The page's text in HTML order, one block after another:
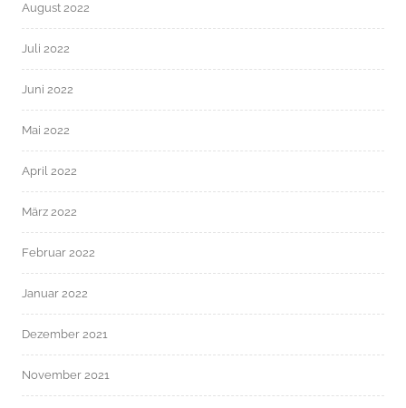
August 2022
Juli 2022
Juni 2022
Mai 2022
April 2022
März 2022
Februar 2022
Januar 2022
Dezember 2021
November 2021